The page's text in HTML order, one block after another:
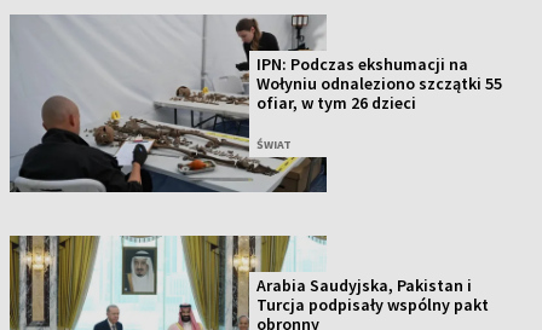
IPN: Podczas ekshumacji na
Wołyniu odnaleziono szczątki 55
ofiar, w tym 26 dzieci
ŚWIAT
Arabia Saudyjska, Pakistan i
Turcja podpisały wspólny pakt
obronny